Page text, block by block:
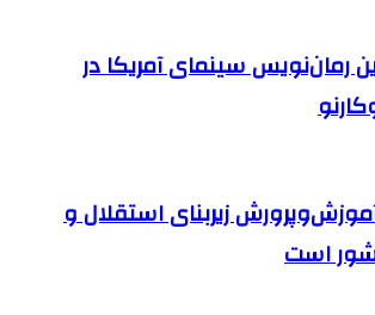
رمان‌نویس سینمای آمریکا در
زیربنای استقلال و
است